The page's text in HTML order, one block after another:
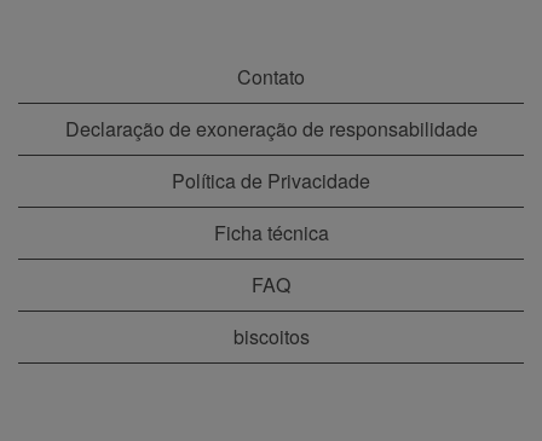
Contato
Declaração de exoneração de responsabilidade
Política de Privacidade
Ficha técnica
FAQ
biscoitos